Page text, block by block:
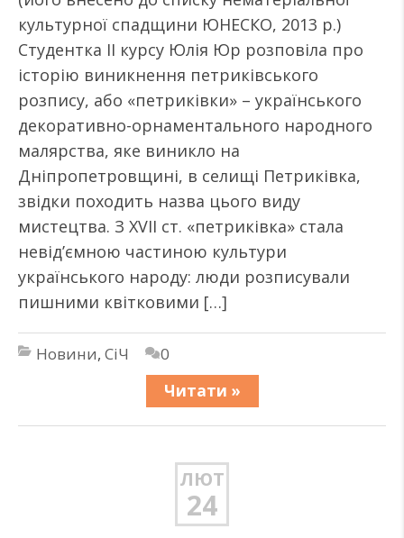
культурної спадщини ЮНЕСКО, 2013 р.)
Студентка II курсу Юлія Юр розповіла про
історію виникнення петриківського
розпису, або «петриківки» – українського
декоративно-орнаментального народного
малярства, яке виникло на
Дніпропетровщині, в селищі Петриківка,
звідки походить назва цього виду
мистецтва. З XVII ст. «петриківка» стала
невід’ємною частиною культури
українського народу: люди розписували
пишними квітковими […]
Новини, СіЧ
0
Читати »
ЛЮТ
24